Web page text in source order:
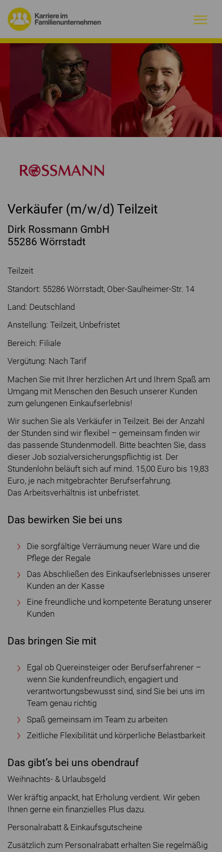
Warum Familienunternehmen?
Firmenprofile
Jobs
Magazin
Initiative
Verkäufer (m/w/d) Teilzeit
Dirk Rossmann GmbH
55286 Wörrstadt
Teilzeit
Standort: 55286 Wörrstadt, Ober-Saulheimer-Str. 14
Land: Deutschland
Anstellung: Teilzeit, Unbefristet
Bereich: Filiale
Vergütung: Nach Tarif
Machen Sie mit Ihrer herzlichen Art und Ihrem Spaß am
Umgang mit Menschen den Besuch unserer Kunden
zum gelungenen Einkaufserlebnis!
Wir suchen Sie als Verkäufer in Teilzeit. Bei der Anzahl
der Stunden sind wir flexibel – gemeinsam finden wir
das passende Stundenmodell. Bitte beachten Sie, dass
dieser Job sozialversicherungspflichtig ist. Der
Stundenlohn beläuft sich auf mind. 15,00 Euro bis 19,83
Euro, je nach mitgebrachter Berufserfahrung.
Das Arbeitsverhältnis ist unbefristet.
Das bewirken Sie bei uns
Die sorgfältige Verräumung neuer Ware und die
Pflege der Regale
Das Abschließen des Einkaufserlebnisses unserer
Kunden an der Kasse
Eine freundliche und kompetente Beratung unserer
Kunden
Das bringen Sie mit
Egal ob Quereinsteiger oder Berufserfahrener –
wenn Sie kundenfreundlich, engagiert und
verantwortungsbewusst sind, sind Sie bei uns im
Team genau richtig
Spaß gemeinsam im Team zu arbeiten
Zeitliche Flexibilität und körperliche Belastbarkeit
Das gibt’s bei uns obendrauf
Weihnachts- & Urlaubsgeld
Wer kräftig anpackt, hat Erholung verdient. Wir geben
Ihnen gerne ein finanzielles Plus dazu.
Personalrabatt & Einkaufsgutscheine
Zusätzlich zum Personalrabatt erhalten Sie regelmäßig